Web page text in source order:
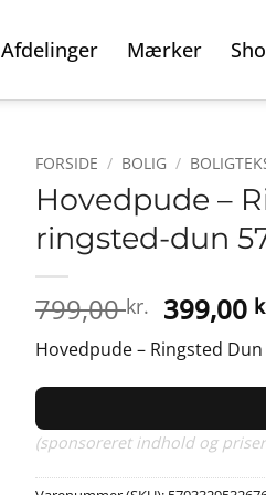
Afdelinger Mærker
FORSIDE / BOLIG /
Hovedpude –
ringsted-dun
799,00kr. Den
pris
var:
399,00
Hovedpude – Ringsted
(sponsoreret indhold og